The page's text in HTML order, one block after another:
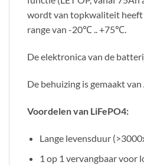
wordt van topkwaliteit heeft
range van -20℃ .. +75℃.
De elektronica van de
De behuizing is gemaakt
Voordelen van LiFePO4:
Lange levensduur
1 op 1 vervangbaar voor